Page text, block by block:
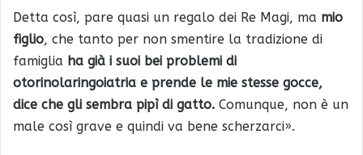
Detta così, pare quasi un regalo dei Re Magi, ma mio
figlio, che tanto per non smentire la tradizione di
famiglia ha già i suoi bei problemi di
otorinolaringoiatria e prende le mie stesse gocce,
dice che gli sembra pipì di gatto. Comunque, non è un
male così grave e quindi va bene scherzarci».